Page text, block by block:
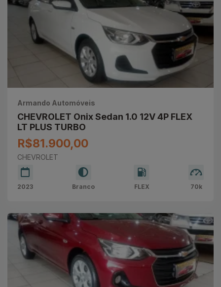
Armando Automóveis
CHEVROLET Onix Sedan 1.0 12V 4P FLEX
LT PLUS TURBO
R$81.900,00
CHEVROLET
2023 Branco FLEX 70k